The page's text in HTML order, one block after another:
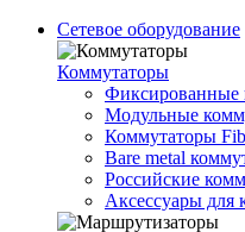
Сетевое оборудование
Коммутаторы
Фиксированные
Модульные
Коммутаторы
Bare metal
Российские
Аксессуары для